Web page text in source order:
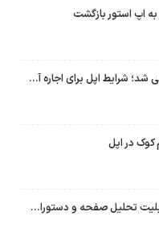
اپ استور بازگشت
برنامه Apple Upgrade معرفی شد؛ شرایط اپل برای اجاره آیفون، آیپد، مک و اپل واچ
نسخه مک گوگل Gemini با قابلیت تحلیل صفحه و دستورات صوتی در به‌روزرسانی جدید